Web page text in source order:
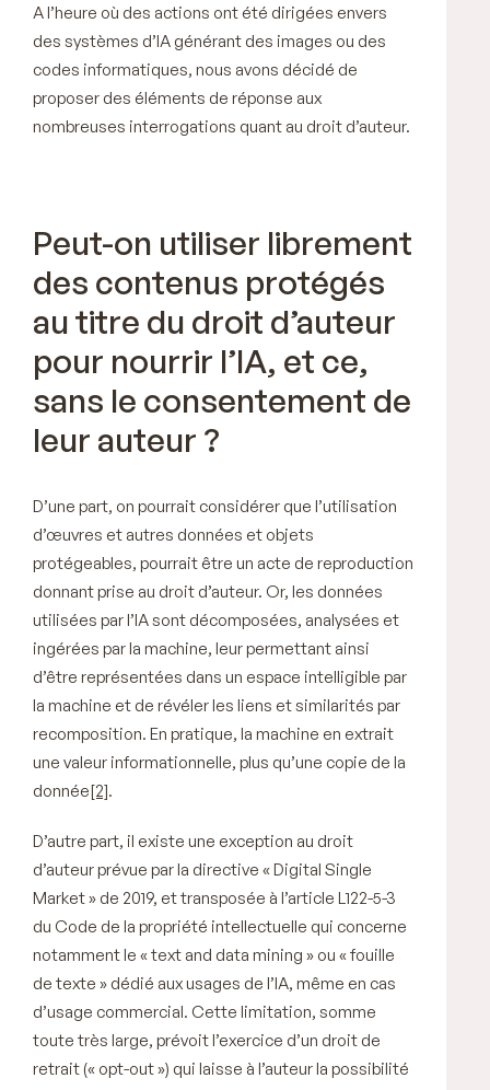
A l’heure où des actions ont été dirigées envers
des systèmes d’IA générant des images ou des
codes informatiques, nous avons décidé de
proposer des éléments de réponse aux
nombreuses interrogations quant au droit d’auteur.
Peut-on utiliser librement
des contenus protégés
au titre du droit d’auteur
pour nourrir l’IA, et ce,
sans le consentement de
leur auteur ?
D’une part, on pourrait considérer que l’utilisation
d’œuvres et autres données et objets
protégeables, pourrait être un acte de reproduction
donnant prise au droit d’auteur. Or, les données
utilisées par l’IA sont décomposées, analysées et
ingérées par la machine, leur permettant ainsi
d’être représentées dans un espace intelligible par
la machine et de révéler les liens et similarités par
recomposition. En pratique, la machine en extrait
une valeur informationnelle, plus qu’une copie de la
donnée[2].
D’autre part, il existe une exception au droit
d’auteur prévue par la directive « Digital Single
Market » de 2019, et transposée à l’article L122-5-3
du Code de la propriété intellectuelle qui concerne
notamment le « text and data mining » ou « fouille
de texte » dédié aux usages de l’IA, même en cas
d’usage commercial. Cette limitation, somme
toute très large, prévoit l’exercice d’un droit de
retrait (« opt-out ») qui laisse à l’auteur la possibilité